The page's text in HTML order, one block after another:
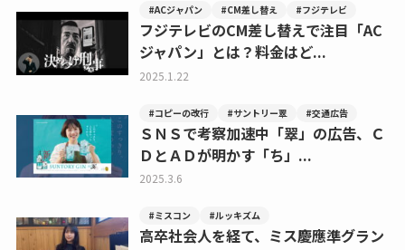
#ACジャパン #CM差し替え #フジテレビ
フジテレビのCM差し替えで注目「AC
ジャパン」とは？料金はど...
2025.1.22
#コピーの改行 #サントリー翠 #交通広告
ＳＮＳで考察加速中「翠」の広告、Ｃ
ＤとＡＤが明かす「ち」...
2025.3.6
#ミスコン #ルッキズム
高卒社会人を経て、ミス慶應準グラン